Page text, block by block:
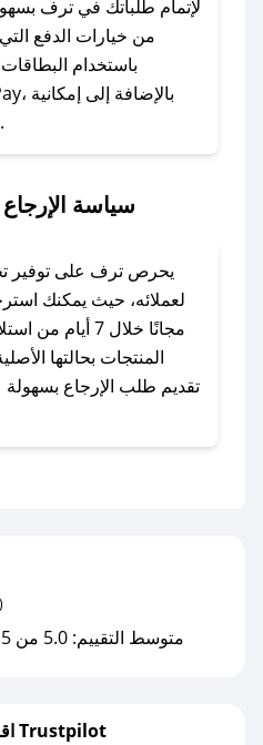
وسنقوم بحل
في حال عدم توفر
مراسلتنا مباشرة وسنعمل
للحصول على كوبونات
مع صحصح، تسوق بذكاء
لإتمام طلباتك في ترف
من خيارات الدفع
باستخدام البطاقات
الدفع بالتقسيط الشهري.
سياسة
يحرص ترف على توفير
لعملائه، حيث يمكنك
مجانًا خلال 7
المنتجات بحالتها
تقديم طلب الإرجاع بسهولة
(0 تقييمات)
متوسط التقييم: 5.0 من 5 نجوم بواسطة 0 مستخدمين
اقرأ تقييمات واراء العملاء على Trustpilot